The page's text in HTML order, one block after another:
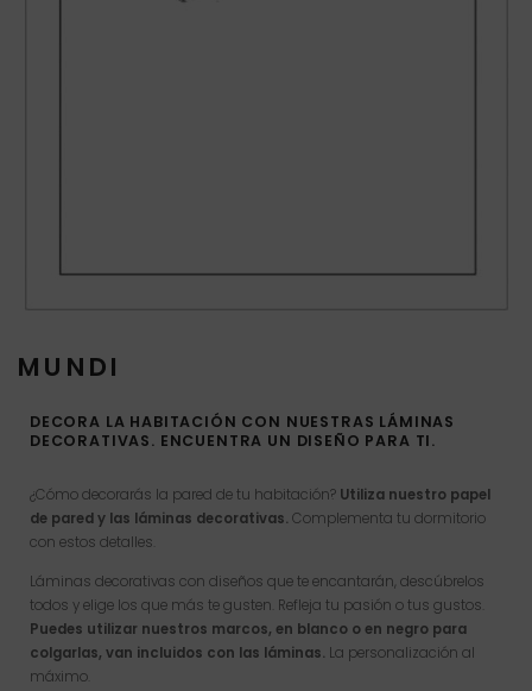
MUNDI
DECORA LA HABITACIÓN CON NUESTRAS LÁMINAS
DECORATIVAS. ENCUENTRA UN DISEÑO PARA TI.
¿Cómo decorarás la pared de tu habitación? Utiliza nuestro papel
de pared y las láminas decorativas. Complementa tu dormitorio
con estos detalles.
Láminas decorativas con diseños que te encantarán, descúbrelos
todos y elige los que más te gusten. Refleja tu pasión o tus gustos.
Puedes utilizar nuestros marcos, en blanco o en negro para
colgarlas, van incluidos con las láminas. La personalización al
máximo.